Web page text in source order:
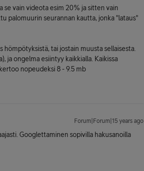
se vain videota esim 20% ja sitten vain
palomuurin seurannan kautta, jonka "lataus"
tai jostain muusta sellaisesta.
ja ongelma esiintyy kaikkialla. Kaikissa
nopeudeksi 8 - 9.5 mb
Forum|Forum|15 years ago
Googlettaminen sopivilla hakusanoilla